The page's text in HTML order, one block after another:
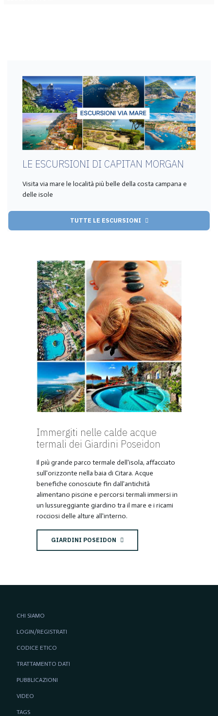
LE ESCURSIONI DI CAPITAN MORGAN
Visita via mare le località più belle della costa campana e
delle isole
TUTTE LE ESCURSIONI
Immergiti nelle calde acque
termali dei Giardini Poseidon
Il più grande parco termale dell'isola, affacciato
sull'orizzonte nella baia di Citara. Acque
benefiche conosciute fin dall'antichità
alimentano piscine e percorsi termali immersi in
un lussureggiante giardino tra il mare e i ricami
rocciosi delle alture all'interno.
GIARDINI POSEIDON
CHI SIAMO
LOGIN/REGISTRATI
CODICE ETICO
TRATTAMENTO DATI
PUBBLICAZIONI
VIDEO
TAGS